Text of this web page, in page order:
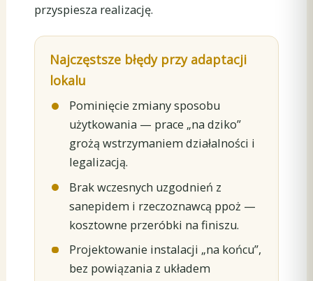
przyspiesza realizację.
Najczęstsze błędy przy adaptacji
lokalu
Pominięcie zmiany sposobu
użytkowania — prace „na dziko”
grożą wstrzymaniem działalności i
legalizacją.
Brak wczesnych uzgodnień z
sanepidem i rzeczoznawcą ppoż —
kosztowne przeróbki na finiszu.
Projektowanie instalacji „na końcu”,
bez powiązania z układem